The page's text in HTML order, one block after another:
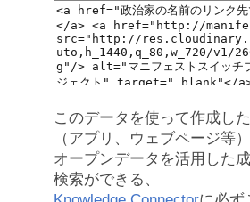
このデータを使って作成し
（アプリ、ウェブページ等）
オープンデータを活用した
検索ができる、